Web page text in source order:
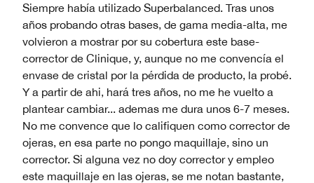
Siempre había utilizado Superbalanced. Tras unos
años probando otras bases, de gama media-alta, me
volvieron a mostrar por su cobertura este base-
corrector de Clinique, y, aunque no me convencía el
envase de cristal por la pérdida de producto, la probé.
Y a partir de ahi, hará tres años, no me he vuelto a
plantear cambiar... ademas me dura unos 6-7 meses.
No me convence que lo califiquen como corrector de
ojeras, en esa parte no pongo maquillaje, sino un
corrector. Si alguna vez no doy corrector y empleo
este maquillaje en las ojeras, se me notan bastante,